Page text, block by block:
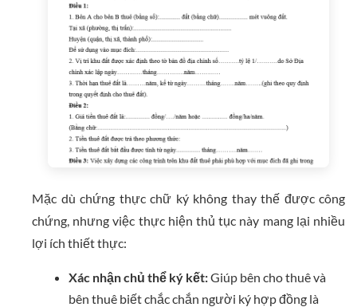
Mặc dù chứng thực chữ ký không thay thế được công
chứng, nhưng việc thực hiện thủ tục này mang lại nhiều
lợi ích thiết thực:
Xác nhận chủ thể ký kết:Giúp bên cho thuê và
bên thuê biết chắc chắn người ký hợp đồng là